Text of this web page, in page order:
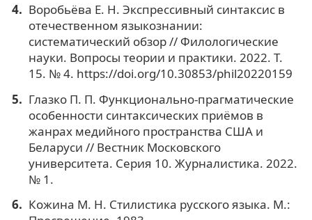
Воробьёва Е. Н. Экспрессивный синтаксис в
отечественном языкознании:
систематический обзор // Филологические
науки. Вопросы теории и практики. 2022. Т.
15. № 4. https://doi.org/10.30853/phil20220159
Глазко П. П. Функционально-прагматические
особенности синтаксических приёмов в
жанрах медийного пространства США и
Беларуси // Вестник Московского
университета. Серия 10. Журналистика. 2022.
№ 1.
Кожина М. Н. Стилистика русского языка. М.: